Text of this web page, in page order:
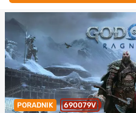
PORADNIK 690079V